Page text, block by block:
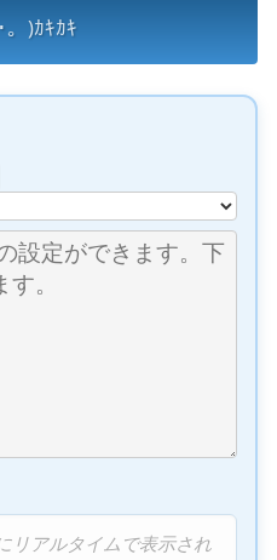
)ｶｷｶｷ
リアルタイムで表示され